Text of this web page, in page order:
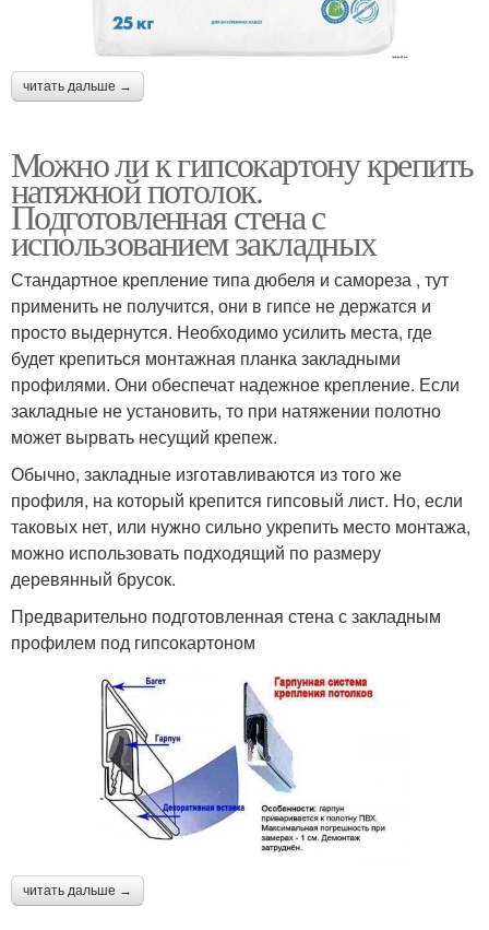
читать дальше →
Можно ли к гипсокартону крепить
натяжной потолок.
Подготовленная стена с
использованием закладных
Стандартное крепление типа дюбеля и самореза , тут
применить не получится, они в гипсе не держатся и
просто выдернутся. Необходимо усилить места, где
будет крепиться монтажная планка закладными
профилями. Они обеспечат надежное крепление. Если
закладные не установить, то при натяжении полотно
может вырвать несущий крепеж.
Обычно, закладные изготавливаются из того же
профиля, на который крепится гипсовый лист. Но, если
таковых нет, или нужно сильно укрепить место монтажа,
можно использовать подходящий по размеру
деревянный брусок.
Предварительно подготовленная стена с закладным
профилем под гипсокартоном
читать дальше →